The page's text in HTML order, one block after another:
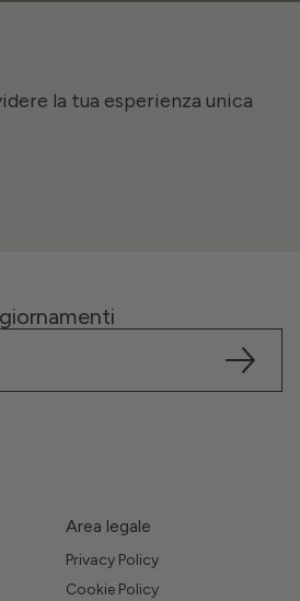
la tua esperienza unica
Area legale
Privacy Policy
Cookie Policy